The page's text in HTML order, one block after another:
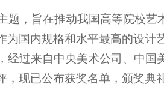
题，旨在推动我国高等院校
为国内规格和水平最高的设
经过来自中央美术公司、中
现已公布获奖名单，颁奖典